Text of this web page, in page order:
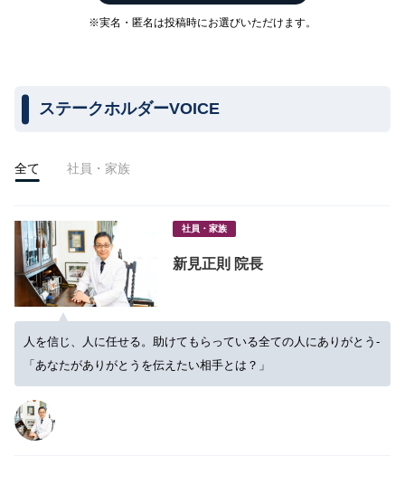
※実名・匿名は投稿時にお選びいただけます。
ステークホルダーVOICE
全て 社員・家族
社員・家族
新見正則 院長
人を信じ、人に任せる。助けてもらっている全ての人にありがとう‐
「あなたがありがとうを伝えたい相手とは？」